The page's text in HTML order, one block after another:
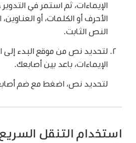
الإيماءات، ثم استمر في
الأحرف أو الكلمات، أو
النص الثابت.
لتحديد نص من موقع البدء إلى
الإيماءات، باعد بين أصابعك.
لتحديد نص، اضغط مع ضم
استخدام التنقل